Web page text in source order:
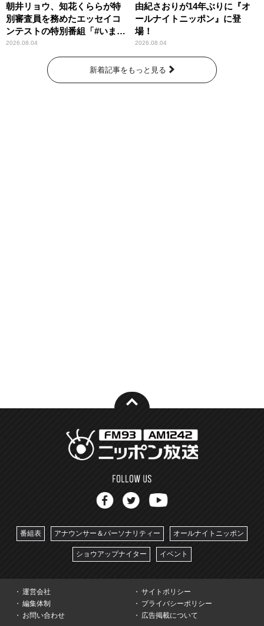
朝井リョウ、知花くららが特
別審査員を務めたエッセイコ
ンテストの特別番組「#いまあ
なたに伝えたいこと」
2026.08.04
由紀さおりが14年ぶりに『オ
ールナイトニッポン』に登
場！
2026.08.04
新着記事をもっと見る
番組表 アナウンサー＆パーソナリティー オールナイトニッポン
ショウアップナイター イベント
運営会社
サイトポリシー
編集体制
プライバシーポリシー
お問い合わせ
広告掲載について